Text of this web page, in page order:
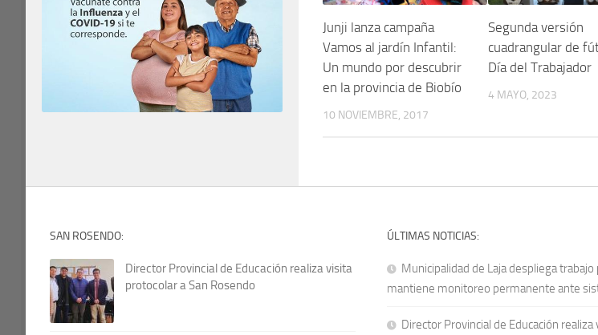
Junji lanza campaña
Vamos al jardín Infantil:
Un mundo por descubrir
en la provincia de Biobío
10 NOVIEMBRE, 2017
Segunda versión
cuadrangular de
Día del Trabajador
4 MAYO, 2023
SAN ROSENDO:
Director Provincial de Educación realiza visita
protocolar a San Rosendo
ÚLTIMAS NOTICIAS:
Municipalidad de Laja despliega
mantiene monitoreo permanente ante
Director Provincial de Educación